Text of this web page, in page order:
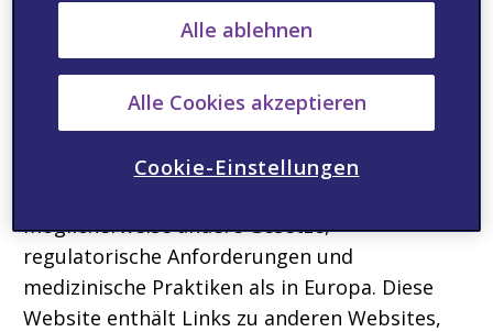
medizinischen Fachkraft.
Nichtig, sofern gesetzlich untersagt
Der Inhalt dieser Website entspricht den
Gesetzen und Vorschriften in Europa und
richtet sich nur an Nutzer mit Wohnsitz in
möglicherweise andere Gesetze,
regulatorische Anforderungen und
medizinische Praktiken als in Europa. Diese
Website enthält Links zu anderen Websites,
Alle ablehnen
Alle Cookies akzeptieren
Cookie-Einstellungen